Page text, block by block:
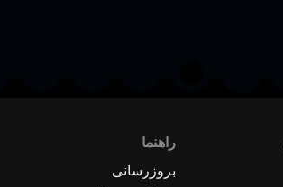
راهنما
بروزرسانی